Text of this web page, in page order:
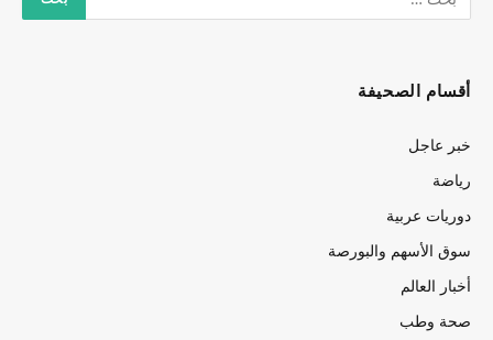
أقسام الصحيفة
خبر عاجل
رياضة
دوريات عربية
سوق الأسهم والبورصة
أخبار العالم
صحة وطب